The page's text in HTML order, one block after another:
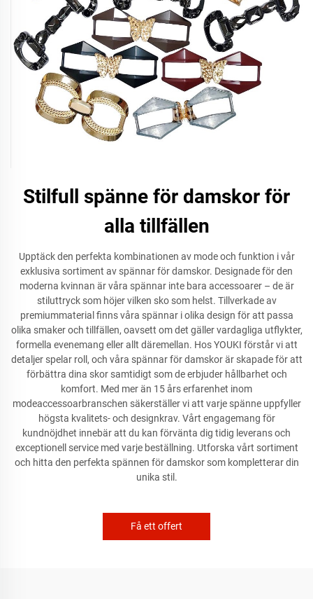
Stilfull spänne för damskor för
alla tillfällen
Upptäck den perfekta kombinationen av mode och funktion i vår
exklusiva sortiment av spännar för damskor. Designade för den
moderna kvinnan är våra spännar inte bara accessoarer – de är
stiluttryck som höjer vilken sko som helst. Tillverkade av
premiummaterial finns våra spännar i olika design för att passa
olika smaker och tillfällen, oavsett om det gäller vardagliga utflykter,
formella evenemang eller allt däremellan. Hos YOUKI förstår vi att
detaljer spelar roll, och våra spännar för damskor är skapade för att
förbättra dina skor samtidigt som de erbjuder hållbarhet och
komfort. Med mer än 15 års erfarenhet inom
modeaccessoarbranschen säkerställer vi att varje spänne uppfyller
högsta kvalitets- och designkrav. Vårt engagemang för
kundnöjdhet innebär att du kan förvänta dig tidig leverans och
exceptionell service med varje beställning. Utforska vårt sortiment
och hitta den perfekta spännen för damskor som kompletterar din
unika stil.
Få ett offert